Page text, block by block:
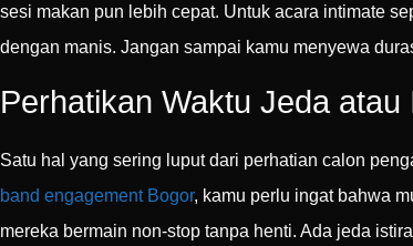
sesi makan pun lebih cepat. Untuk acara intimate
dengan manis. Jangan sampai kamu menyewa
Perhatikan Waktu Jeda
Satu hal yang sering luput dari perhatian calon
band engagement Bogor, kamu perlu ingat bahwa
mereka bermain non-stop tanpa henti. Ada jeda